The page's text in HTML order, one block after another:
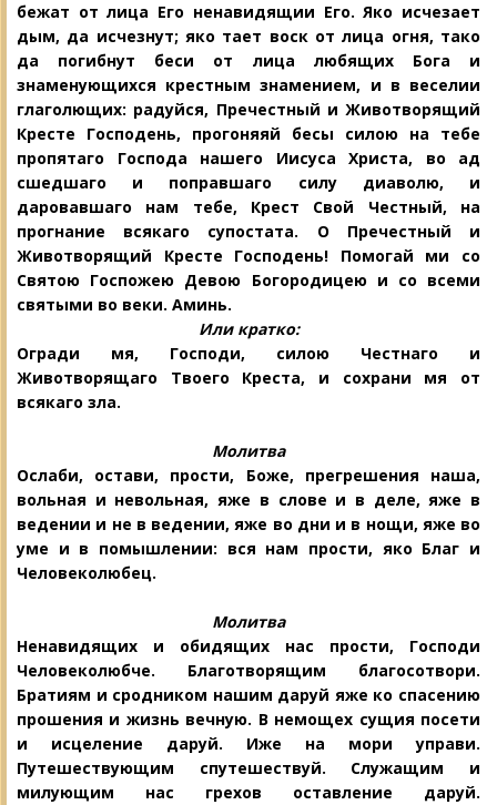
бежат от лица Его ненавидящии Его. Яко исчезает
дым, да исчезнут; яко тает воск от лица огня, тако
да погибнут беси от лица любящих Бога и
знаменующихся крестным знамением, и в веселии
глаголющих: радуйся, Пречестный и Животворящий
Кресте Господень, прогоняяй бесы силою на тебе
пропятаго Господа нашего Иисуса Христа, во ад
сшедшаго и поправшаго силу диаволю, и
даровавшаго нам тебе, Крест Свой Честный, на
прогнание всякаго супостата. О Пречестный и
Животворящий Кресте Господень! Помогай ми со
Святою Госпожею Девою Богородицею и со всеми
святыми во веки. Аминь.
Или кратко:
Огради мя, Господи, силою Честнаго и
Животворящаго Твоего Креста, и сохрани мя от
всякаго зла.
Молитва
Ослаби, остави, прости, Боже, прегрешения наша,
вольная и невольная, яже в слове и в деле, яже в
ведении и не в ведении, яже во дни и в нощи, яже во
уме и в помышлении: вся нам прости, яко Благ и
Человеколюбец.
Молитва
Ненавидящих и обидящих нас прости, Господи
Человеколюбче. Благотворящим благосотвори.
Братиям и сродником нашим даруй яже ко спасению
прошения и жизнь вечную. В немощех сущия посети
и исцеление даруй. Иже на мори управи.
Путешествующим спутешествуй. Служащим и
милующим нас грехов оставление даруй.